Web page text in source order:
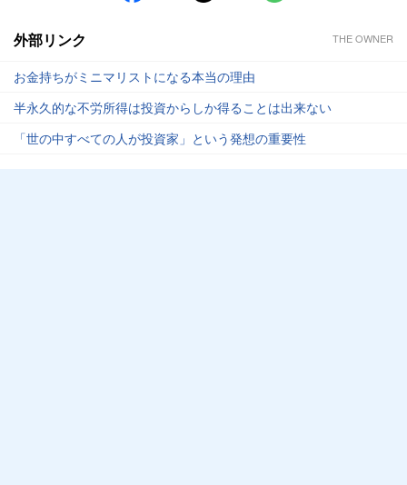
外部リンク THE OWNER
お金持ちがミニマリストになる本当の理由
半永久的な不労所得は投資からしか得ることは出来ない
「世の中すべての人が投資家」という発想の重要性